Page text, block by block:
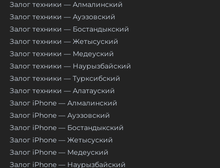
Залог техники — Алмалинский
Залог техники — Ауэзовский
Залог техники — Бостандыкский
Залог техники — Жетысуский
Залог техники — Медеуский
Залог техники — Наурызбайский
Залог техники — Турксибский
Залог техники — Алатауский
Залог iPhone — Алмалинский
Залог iPhone — Ауэзовский
Залог iPhone — Бостандыкский
Залог iPhone — Жетысуский
Залог iPhone — Медеуский
Залог iPhone — Наурызбайский